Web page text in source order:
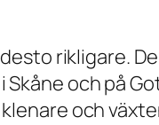
rikligare.
och på
och